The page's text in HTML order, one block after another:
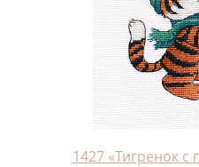
1427 «Тигренок